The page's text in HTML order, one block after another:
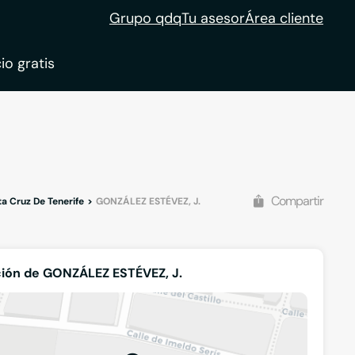
Grupo qdqTu asesorÁrea cliente
gratis
Cruz De Tenerife GONZÁLEZ ESTÉVEZ, J. Compartir
de GONZÁLEZ ESTÉVEZ, J.